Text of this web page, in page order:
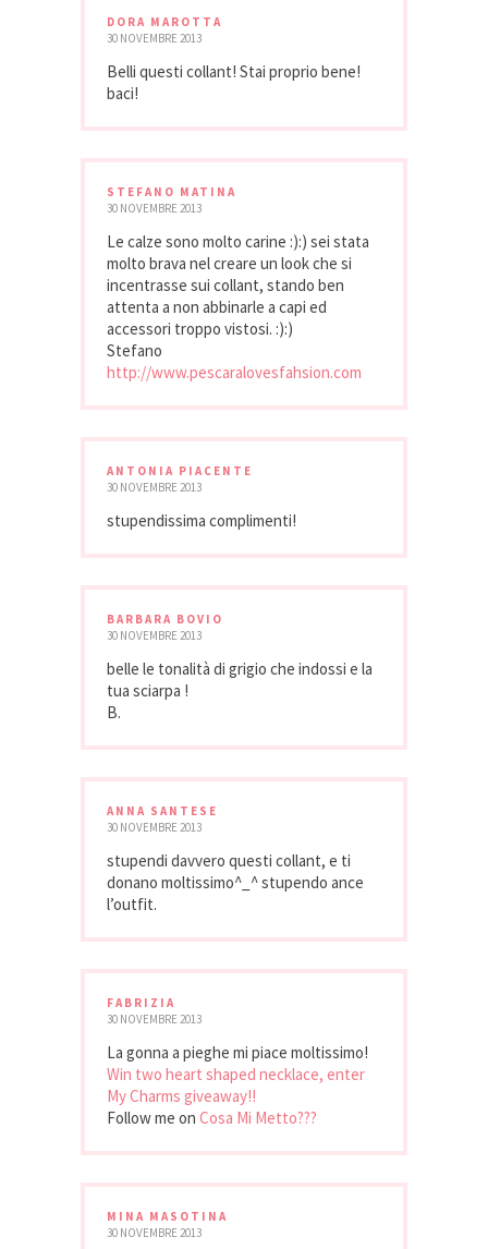
DORA MAROTTA
30 NOVEMBRE 2013
Belli questi collant! Stai proprio bene!
baci!
STEFANO MATINA
30 NOVEMBRE 2013
Le calze sono molto carine :):) sei stata
molto brava nel creare un look che si
incentrasse sui collant, stando ben
attenta a non abbinarle a capi ed
accessori troppo vistosi. :):)
Stefano
http://www.pescaralovesfahsion.com
ANTONIA PIACENTE
30 NOVEMBRE 2013
stupendissima complimenti!
BARBARA BOVIO
30 NOVEMBRE 2013
belle le tonalità di grigio che indossi e la
tua sciarpa !
B.
ANNA SANTESE
30 NOVEMBRE 2013
stupendi davvero questi collant, e ti
donano moltissimo^_^ stupendo ance
l’outfit.
FABRIZIA
30 NOVEMBRE 2013
La gonna a pieghe mi piace moltissimo!
Win two heart shaped necklace, enter
My Charms giveaway!!
Follow me on Cosa Mi Metto???
MINA MASOTINA
30 NOVEMBRE 2013